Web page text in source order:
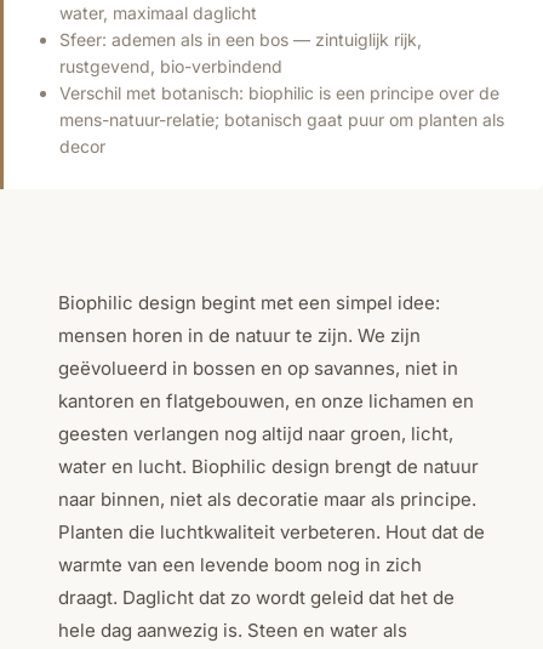
water, maximaal daglicht
Sfeer: ademen als in een bos — zintuiglijk rijk,
rustgevend, bio-verbindend
Verschil met botanisch: biophilic is een principe over de
mens-natuur-relatie; botanisch gaat puur om planten als
decor
Biophilic design begint met een simpel idee:
mensen horen in de natuur te zijn. We zijn
geëvolueerd in bossen en op savannes, niet in
kantoren en flatgebouwen, en onze lichamen en
geesten verlangen nog altijd naar groen, licht,
water en lucht. Biophilic design brengt de natuur
naar binnen, niet als decoratie maar als principe.
Planten die luchtkwaliteit verbeteren. Hout dat de
warmte van een levende boom nog in zich
draagt. Daglicht dat zo wordt geleid dat het de
hele dag aanwezig is. Steen en water als